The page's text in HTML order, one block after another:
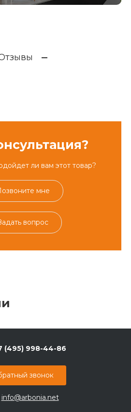
ли вам этот товар?
мне
вопрос
(495) 998-44-86
звонок
info@arbonia.net